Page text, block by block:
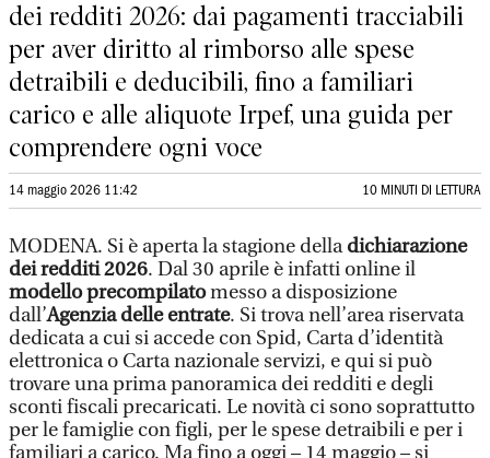
dei redditi 2026: dai pagamenti tracciabili
per aver diritto al rimborso alle spese
detraibili e deducibili, fino a familiari
carico e alle aliquote Irpef, una guida per
comprendere ogni voce
14 maggio 2026 11:42 10 MINUTI DI LETTURA
MODENA. Si è aperta la stagione delladichiarazione
dei redditi 2026. Dal 30 aprile è infatti online il
modello precompilatomesso a disposizione
dall’Agenzia delle entrate. Si trova nell’area riservata
dedicata a cui si accede con Spid, Carta d’identità
elettronica o Carta nazionale servizi, e qui si può
trovare una prima panoramica dei redditi e degli
sconti fiscali precaricati. Le novità ci sono soprattutto
per le famiglie con figli, per le spese detraibili e per i
familiari a carico. Ma fino a oggi – 14 maggio – si